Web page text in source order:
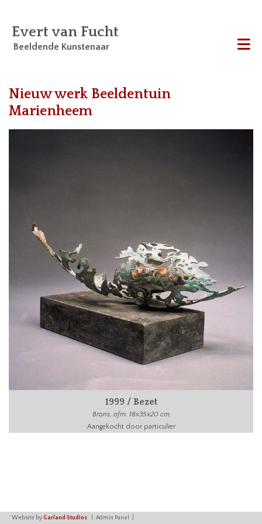
Evert van Fucht
Beeldende Kunstenaar
Nieuw werk Beeldentuin
Marienheem
1999 / Bezet
Brons, afm. 18x35x20 cm
Aangekocht door particulier
Website byGarland Studios Admin Panel